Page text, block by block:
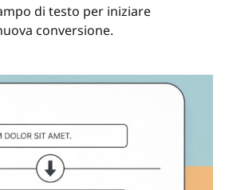
di testo per iniziare
conversione.